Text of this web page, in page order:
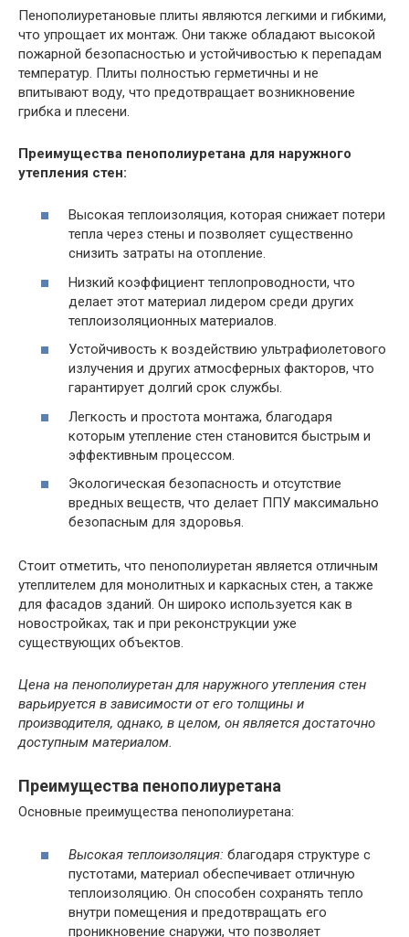
Пенополиуретановые плиты являются легкими и гибкими,
что упрощает их монтаж. Они также обладают высокой
пожарной безопасностью и устойчивостью к перепадам
температур. Плиты полностью герметичны и не
впитывают воду, что предотвращает возникновение
грибка и плесени.
Преимущества пенополиуретана для наружного
утепления стен:
Высокая теплоизоляция, которая снижает потери
тепла через стены и позволяет существенно
снизить затраты на отопление.
Низкий коэффициент теплопроводности, что
делает этот материал лидером среди других
теплоизоляционных материалов.
Устойчивость к воздействию ультрафиолетового
излучения и других атмосферных факторов, что
гарантирует долгий срок службы.
Легкость и простота монтажа, благодаря
которым утепление стен становится быстрым и
эффективным процессом.
Экологическая безопасность и отсутствие
вредных веществ, что делает ППУ максимально
безопасным для здоровья.
Стоит отметить, что пенополиуретан является отличным
утеплителем для монолитных и каркасных стен, а также
для фасадов зданий. Он широко используется как в
новостройках, так и при реконструкции уже
существующих объектов.
Цена на пенополиуретан для наружного утепления стен
варьируется в зависимости от его толщины и
производителя, однако, в целом, он является достаточно
доступным материалом.
Преимущества пенополиуретана
Основные преимущества пенополиуретана:
Высокая теплоизоляция: благодаря структуре с
пустотами, материал обеспечивает отличную
теплоизоляцию. Он способен сохранять тепло
внутри помещения и предотвращать его
проникновение снаружи, что позволяет